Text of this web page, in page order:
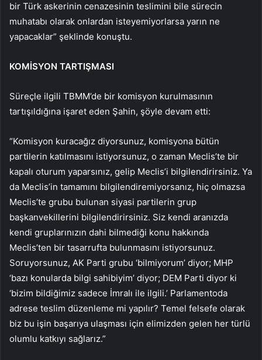
bir Türk askerinin cenazesinin teslimini bile sürecin
muhatabı olarak onlardan isteyemiyorlarsa yarın ne
yapacaklar” şeklinde konuştu.
KOMİSYON TARTIŞMASI
Süreçle ilgili TBMM’de bir komisyon kurulmasının
tartışıldığına işaret eden Şahin, şöyle devam etti:
“Komisyon kuracağız diyorsunuz, komisyona bütün
partilerin katılmasını istiyorsunuz, o zaman Meclis’te bir
kapalı oturum yaparsınız, gelip Meclis’i bilgilendirirsiniz. Ya
da Meclis’in tamamını bilgilendiremiyorsanız, hiç olmazsa
Meclis’te grubu bulunan siyasi partilerin grup
başkanvekillerini bilgilendirirsiniz. Siz kendi aranızda
kendi gruplarınızın dahi bilmediği konu hakkında
Meclis’ten bir tasarrufta bulunmasını istiyorsunuz.
Soruyorsunuz, AK Parti grubu ‘bilmiyorum’ diyor; MHP
‘bazı konularda bilgi sahibiyim’ diyor; DEM Parti diyor ki
‘bizim bildiğimiz sadece İmralı ile ilgili.’ Parlamentoda
adrese teslim düzenleme mi yapılır? Temel felsefe olarak
biz bu işin başarıya ulaşması için elimizden gelen her türlü
olumlu katkıyı sağlarız.”